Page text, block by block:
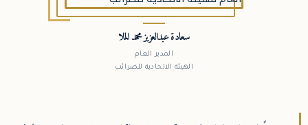
سعادة عبدالعزيز محمد الملا
المدير العام
الهيئة الاتحادية للضرائب